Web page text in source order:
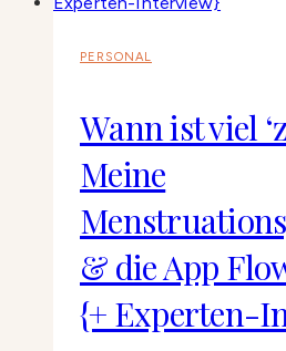
PERSONAL
Wann ist viel
Meine
& die App
{+ Experten-